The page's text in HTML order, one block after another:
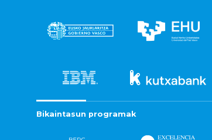
Bikaintasun programak